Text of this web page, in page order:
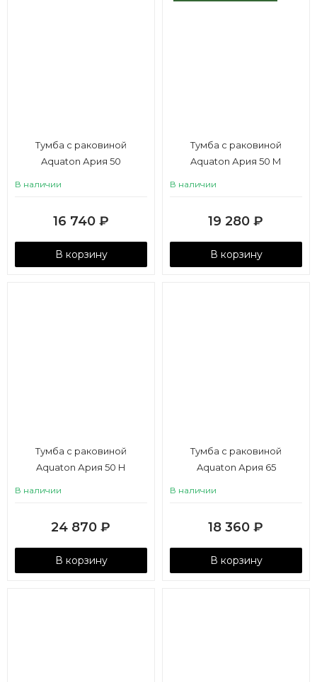
Тумба с раковиной
Aquaton Ария 50
В наличии
16 740 ₽
В корзину
Тумба с раковиной
Aquaton Ария 50 М
В наличии
19 280 ₽
В корзину
Тумба с раковиной
Aquaton Ария 50 Н
В наличии
24 870 ₽
В корзину
Тумба с раковиной
Aquaton Ария 65
В наличии
18 360 ₽
В корзину